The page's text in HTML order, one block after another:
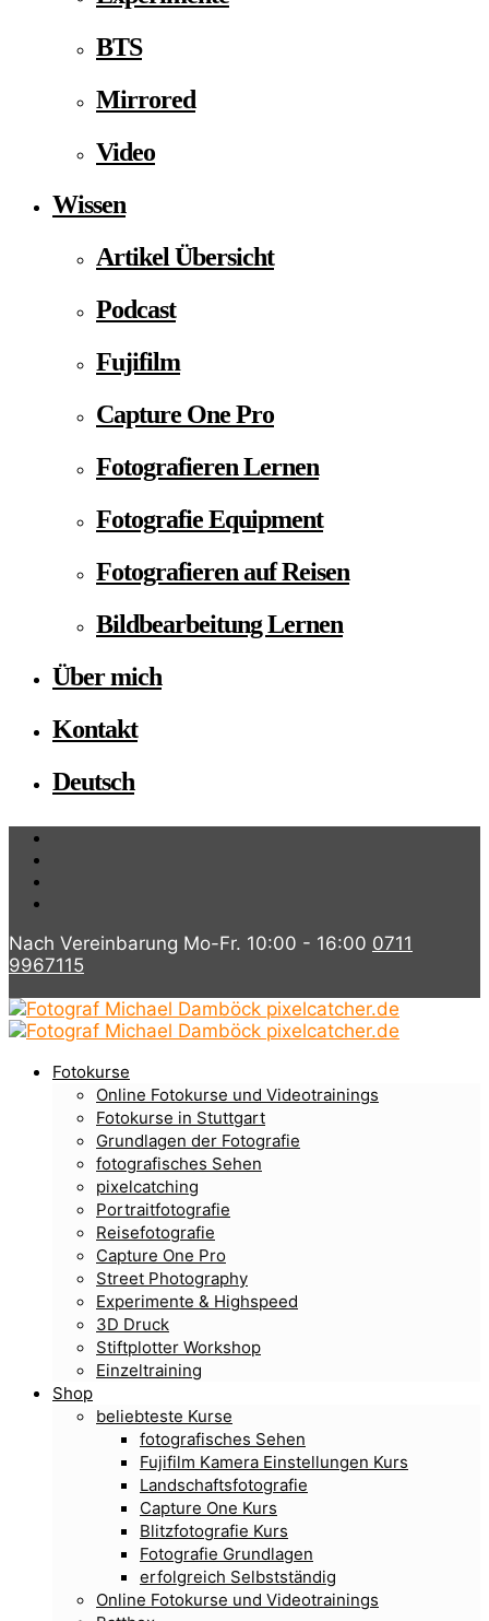
BTS
Mirrored
Video
Wissen
Artikel Übersicht
Podcast
Fujifilm
Capture One Pro
Fotografieren Lernen
Fotografie Equipment
Fotografieren auf Reisen
Bildbearbeitung Lernen
Über mich
Kontakt
Deutsch
Nach Vereinbarung Mo-Fr. 10:00 - 16:00 0711
9967115
Fotokurse
Online Fotokurse und Videotrainings
Fotokurse in Stuttgart
Grundlagen der Fotografie
fotografisches Sehen
pixelcatching
Portraitfotografie
Reisefotografie
Capture One Pro
Street Photography
Experimente & Highspeed
3D Druck
Stiftplotter Workshop
Einzeltraining
Shop
beliebteste Kurse
fotografisches Sehen
Fujifilm Kamera Einstellungen Kurs
Landschaftsfotografie
Capture One Kurs
Blitzfotografie Kurs
Fotografie Grundlagen
erfolgreich Selbstständig
Online Fotokurse und Videotrainings